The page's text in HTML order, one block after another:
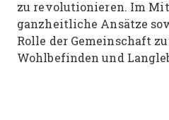
zu revolutionieren. Im
ganzheitliche Ansätze
Rolle der Gemeinschaft
Wohlbefinden und